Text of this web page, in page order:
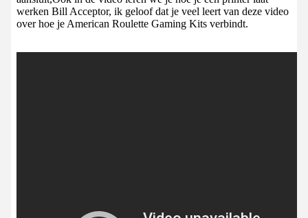
werken Bill Acceptor, ik geloof dat je veel leert van deze video
over hoe je American Roulette Gaming Kits verbindt.